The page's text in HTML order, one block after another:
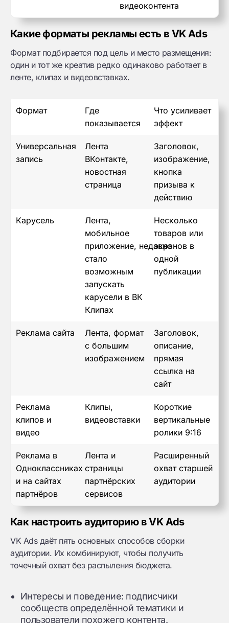
видеоконтента
Какие форматы рекламы есть в VK Ads
Формат подбирается под цель и место размещения:
один и тот же креатив редко одинаково работает в
ленте, клипах и видеовставках.
Формат
Где
показывается
Что усиливает
эффект
Универсальная
запись
Лента
ВКонтакте,
новостная
страница
Заголовок,
изображение,
кнопка
призыва к
действию
Карусель
Лента,
мобильное
приложение, недавно
стало
возможным
запускать
карусели в ВК
Клипах
Несколько
товаров или
экранов в
одной
публикации
Реклама сайта
Лента, формат
с большим
изображением
Заголовок,
описание,
прямая
ссылка на
сайт
Реклама
клипов и
видео
Клипы,
видеовставки
Короткие
вертикальные
ролики 9:16
Реклама в
Одноклассниках
и на сайтах
партнёров
Лента и
страницы
партнёрских
сервисов
Расширенный
охват старшей
аудитории
Как настроить аудиторию в VK Ads
VK Ads даёт пять основных способов сборки
аудитории. Их комбинируют, чтобы получить
точечный охват без распыления бюджета.
Интересы и поведение: подписчики
сообществ определённой тематики и
пользователи похожего контента.